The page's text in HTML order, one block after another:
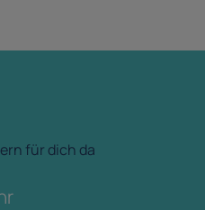
für dich da